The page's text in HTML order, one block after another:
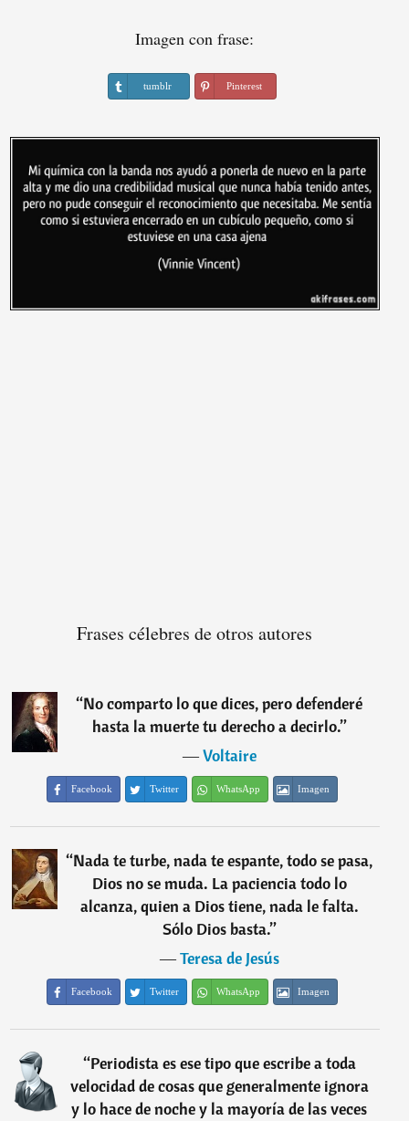
Imagen con frase:
tumblr Pinterest
Frases célebres de otros autores
“No comparto lo que dices, pero defenderé
hasta la muerte tu derecho a decirlo.”
―Voltaire
Facebook Twitter WhatsApp Imagen
“Nada te turbe, nada te espante, todo se pasa,
Dios no se muda. La paciencia todo lo
alcanza, quien a Dios tiene, nada le falta.
Sólo Dios basta.”
―Teresa de Jesús
Facebook Twitter WhatsApp Imagen
“Periodista es ese tipo que escribe a toda
velocidad de cosas que generalmente ignora
y lo hace de noche y la mayoría de las veces